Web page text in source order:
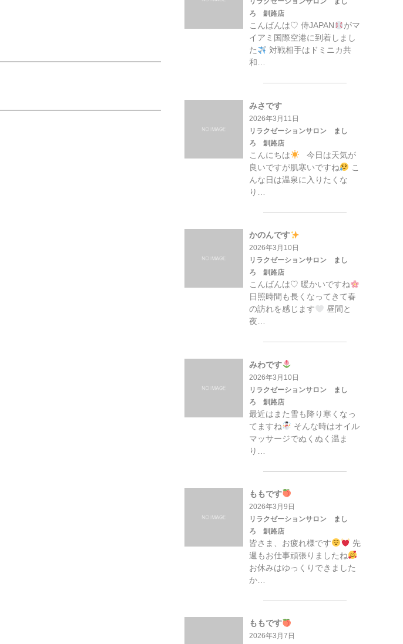
ろ 釧路店
こんばんは♡ 侍JAPAN
がマ
イアミ国際空港に到着しまし
た
対戦相手はドミニカ共
和…
みさです
2026年3月11日
リラクゼーションサロン まし
ろ 釧路店
こんにちは
今日は天気が
良いですが肌寒いですね
こ
んな日は温泉に入りたくな
り…
かのんです
2026年3月10日
リラクゼーションサロン まし
ろ 釧路店
こんばんは♡ 暖かいですね
日照時間も長くなってきて春
の訪れを感じます
昼間と
夜…
みわです
2026年3月10日
リラクゼーションサロン まし
ろ 釧路店
最近はまた雪も降り寒くなっ
てますね
そんな時はオイル
マッサージでぬくぬく温ま
り…
ももです
2026年3月9日
リラクゼーションサロン まし
ろ 釧路店
皆さま、お疲れ様です
先
週もお仕事頑張りましたね
お休みはゆっくりできました
か…
ももです
2026年3月7日